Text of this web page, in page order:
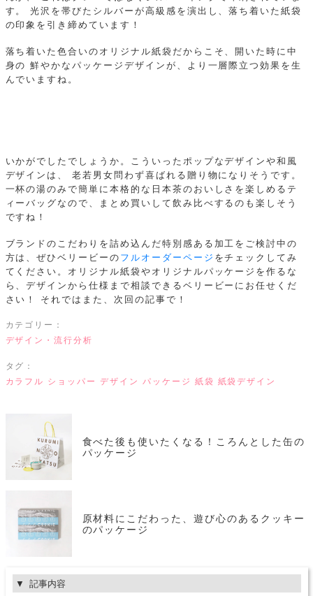
す。
光沢を帯びたシルバーが高級感を演出し、落ち着いた紙袋
の印象を引き締めています！
落ち着いた色合いのオリジナル紙袋だからこそ、開いた時に中
身の 鮮やかなパッケージデザインが、より一層際立つ効果を生
んでいますね。
いかがでしたでしょうか。こういったポップなデザインや和風
デザインは、
老若男女問わず喜ばれる贈り物になりそうです。
一杯の湯のみで簡単に本格的な日本茶のおいしさを楽しめるテ
ィーバッグなので、まとめ買いして飲み比べするのも楽しそう
ですね！
ブランドのこだわりを詰め込んだ特別感ある加工をご検討中の
方は、ぜひベリービーの フルオーダーページ をチェックしてみ
てください。オリジナル紙袋やオリジナルパッケージを作るな
ら、デザインから仕様まで相談できるベリービーにお任せくだ
さい！
それではまた、次回の記事で！
カテゴリー：
デザイン・流行分析
タグ：
カラフル ショッパー デザイン パッケージ 紙袋 紙袋デザイン
食べた後も使いたくなる！ころんとした缶の
パッケージ
原材料にこだわった、遊び心のあるクッキー
のパッケージ
記事内容